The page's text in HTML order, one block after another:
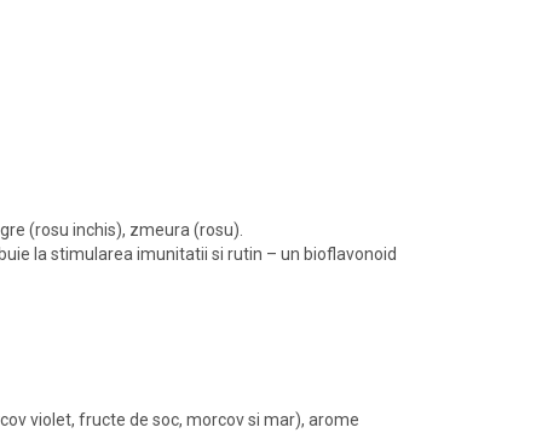
(rosu inchis), zmeura (rosu).
la stimularea imunitatii si rutin – un bioflavonoid
violet, fructe de soc, morcov si mar), arome